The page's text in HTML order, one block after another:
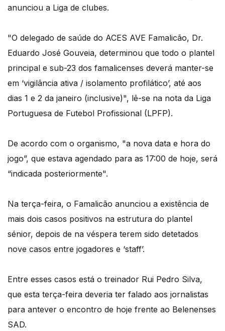
anunciou a Liga de clubes.
"O delegado de saúde do ACES AVE Famalicão, Dr.
Eduardo José Gouveia, determinou que todo o plantel
principal e sub-23 dos famalicenses deverá manter-se
em ‘vigilância ativa / isolamento profilático’, até aos
dias 1 e 2 da janeiro (inclusive)", lê-se na nota da Liga
Portuguesa de Futebol Profissional (LPFP).
De acordo com o organismo, "a nova data e hora do
jogo”, que estava agendado para as 17:00 de hoje, será
“indicada posteriormente".
Na terça-feira, o Famalicão anunciou a existência de
mais dois casos positivos na estrutura do plantel
sénior, depois de na véspera terem sido detetados
nove casos entre jogadores e ‘staff’.
Entre esses casos está o treinador Rui Pedro Silva,
que esta terça-feira deveria ter falado aos jornalistas
para antever o encontro de hoje frente ao Belenenses
SAD.